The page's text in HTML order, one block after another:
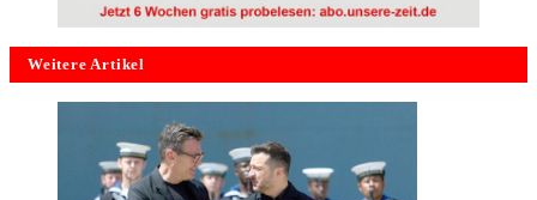
Weitere Artikel